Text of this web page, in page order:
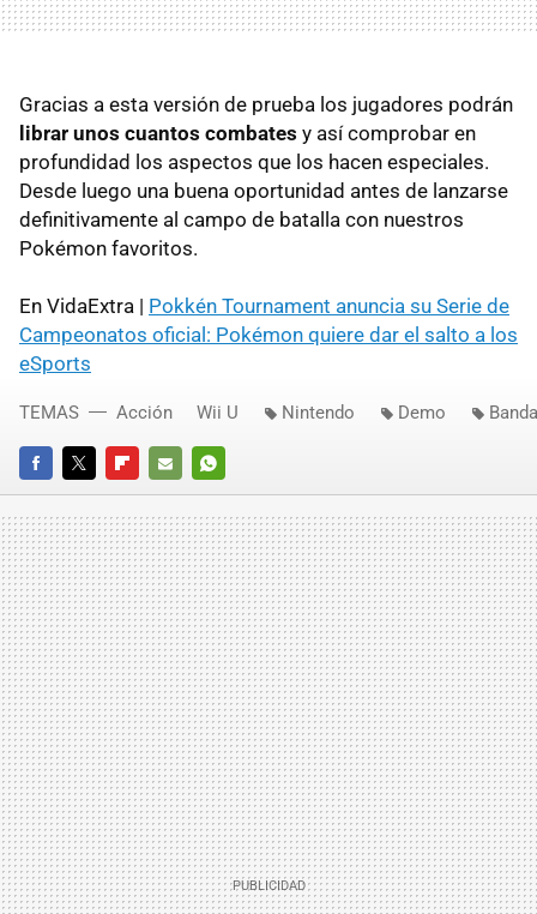
Gracias a esta versión de prueba los jugadores podrán
librar unos cuantos combates y así comprobar en
profundidad los aspectos que los hacen especiales.
Desde luego una buena oportunidad antes de lanzarse
definitivamente al campo de batalla con nuestros
Pokémon favoritos.
En VidaExtra | Pokkén Tournament anuncia su Serie de
Campeonatos oficial: Pokémon quiere dar el salto a los
eSports
FACEBOOKTWITTERFLIPBOARD
E-
MAIL
WHATSAPP
TEMAS Acción Wii U Nintendo Demo